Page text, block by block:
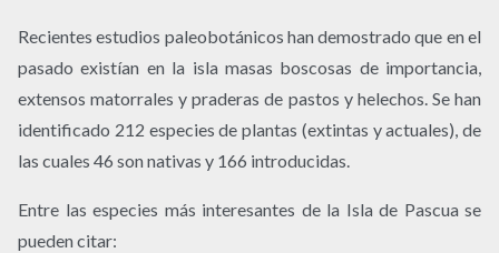
Recientes estudios paleobotánicos han demostrado que en el
pasado existían en la isla masas boscosas de importancia,
extensos matorrales y praderas de pastos y helechos. Se han
identificado 212 especies de plantas (extintas y actuales), de
las cuales 46 son nativas y 166 introducidas.
Entre las especies más interesantes de la Isla de Pascua se
pueden citar: